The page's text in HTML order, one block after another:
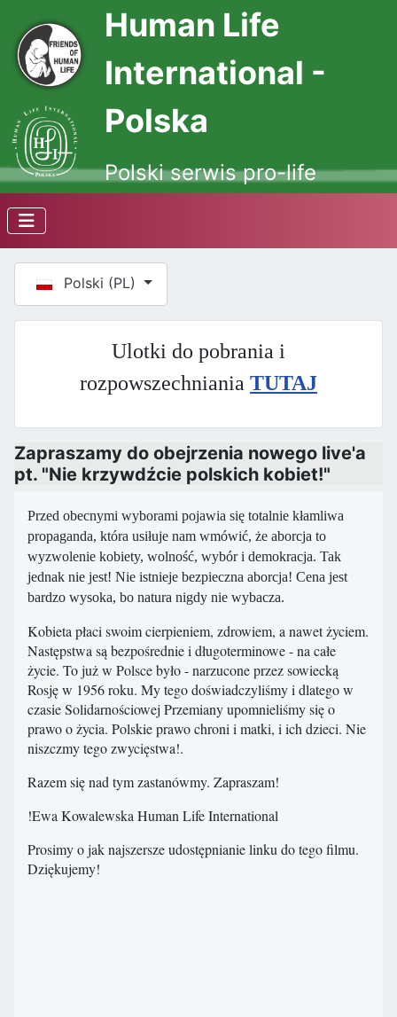
Human Life
International -
Polska
Polski serwis pro-life
Wybierz swój język
Polski (PL)
Ulotki do pobrania i
rozpowszechniania TUTAJ
Zapraszamy do obejrzenia nowego live'a
pt. "Nie krzywdźcie polskich kobiet!"
Przed obecnymi wyborami pojawia się totalnie kłamliwa
propaganda, która usiłuje nam wmówić, że aborcja to
wyzwolenie kobiety, wolność, wybór i demokracja. Tak
jednak nie jest! Nie istnieje bezpieczna aborcja! Cena jest
bardzo wysoka, bo natura nigdy nie wybacza.
Kobieta płaci swoim cierpieniem, zdrowiem, a nawet życiem.
Następstwa są bezpośrednie i długoterminowe - na całe
życie. To już w Polsce było - narzucone przez sowiecką
Rosję w 1956 roku. My tego doświadczyliśmy i dlatego w
czasie Solidarnościowej Przemiany upomnieliśmy się o
prawo o życia. Polskie prawo chroni i matki, i ich dzieci. Nie
niszczmy tego zwycięstwa!.
Razem się nad tym zastanówmy. Zapraszam!
!Ewa Kowalewska Human Life International
Prosimy o jak najszersze udostępnianie linku do tego filmu.
Dziękujemy!